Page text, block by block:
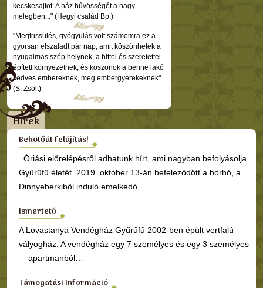
kecskesajtot. A ház hűvösségét a nagy
melegben..." (Hegyi család Bp.)
"Megfrissülés, gyógyulás volt számomra ez a
gyorsan elszaladt pár nap, amit köszönhetek a
nyugalmas szép helynek, a hittel és szeretettel
épített környezetnek, és köszönök a benne lakó
kedves embereknek, meg embergyerekeknek"
(S. Zsolt)
Hírek
Bekötőút felújítás!
Óriási előrelépésről adhatunk hírt, ami nagyban befolyásolja
Gyűrűfű életét. 2019. október 13-án befeleződött a horhó, a
Dinnyeberkiből induló emelkedő…
Ismertető
A Lovastanya Vendégház Gyűrűfű 2002-ben épült vertfalú
vályogház. A vendégház egy 7 személyes és egy 3 személyes
apartmanból…
Támogatási Információ